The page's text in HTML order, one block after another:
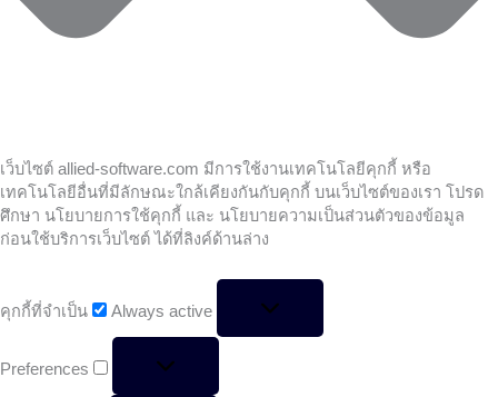
เว็บไซต์ allied-software.com มีการใช้งานเทคโนโลยีคุกกี้ หรือ
เทคโนโลยีอื่นที่มีลักษณะใกล้เคียงกันกับคุกกี้ บนเว็บไซต์ของเรา โปรด
ศึกษา นโยบายการใช้คุกกี้ และ นโยบายความเป็นส่วนตัวของข้อมูล
ก่อนใช้บริการเว็บไซต์ ได้ที่ลิงค์ด้านล่าง
คุกกี้ที่จำเป็น Always active
Preferences